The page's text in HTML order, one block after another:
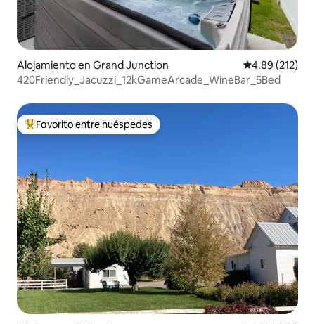
Alojamiento en Grand Junction Calificación
4.89 (212)
420Friendly_Jacuzzi_12kGameArcade_WineBar_5Bed
Favorito entre huéspedes preferido
Favorito entre huéspedes